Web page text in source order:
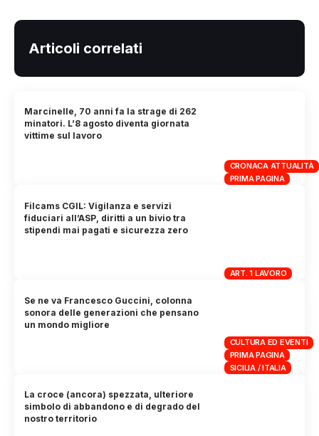
Articoli correlati
CRONACA ATTUALITÀ
PRIMA PAGINA
Marcinelle, 70 anni fa la strage di 262
minatori. L’8 agosto diventa giornata
vittime sul lavoro
ART. 1 LAVORO
Filcams CGIL: Vigilanza e servizi
fiduciari all’ASP, diritti a un bivio tra
stipendi mai pagati e sicurezza zero
CULTURA ED EVENTI
PRIMA PAGINA
SICILIA / ITALIA
Se ne va Francesco Guccini, colonna
sonora delle generazioni che pensano
un mondo migliore
La croce (ancora) spezzata, ulteriore
simbolo di abbandono e di degrado del
nostro territorio